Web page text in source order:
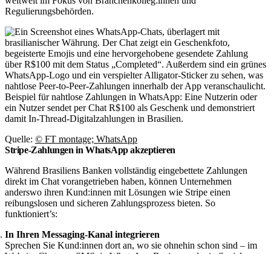
Regulierungsbehörden.
Beispiel für nahtlose Zahlungen in WhatsApp: Eine Nutzerin oder
ein Nutzer sendet per Chat R$100 als Geschenk und demonstriert
damit In-Thread-Digitalzahlungen in Brasilien.
Quelle: © FT montage; WhatsApp
Stripe-Zahlungen in WhatsApp akzeptieren
Während Brasiliens Banken vollständig eingebettete Zahlungen
direkt im Chat vorangetrieben haben, können Unternehmen
anderswo ihren Kund:innen mit Lösungen wie Stripe einen
reibungslosen und sicheren Zahlungsprozess bieten. So
funktioniert’s:
In Ihren Messaging-Kanal integrieren
Sprechen Sie Kund:innen dort an, wo sie ohnehin schon sind – im